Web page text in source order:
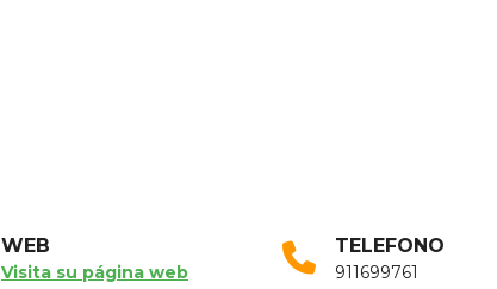
WEB
Visita su página web
TELEFONO
911699761